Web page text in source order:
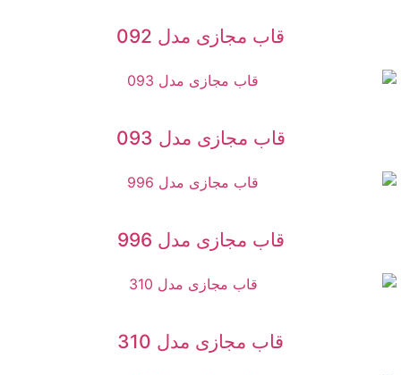
قاب مجازی مدل 092
قاب مجازی مدل 093
قاب مجازی مدل 996
قاب مجازی مدل 310